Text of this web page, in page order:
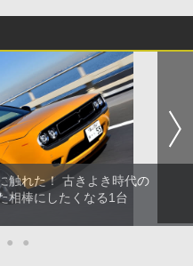
触れた！ 古きよき時代の
相棒にしたくなる1台
● ●